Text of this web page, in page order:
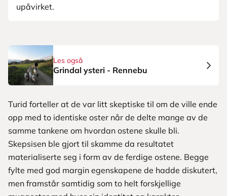
upåvirket.
Les også
Grindal ysteri - Rennebu
Turid forteller at de var litt skeptiske til om de ville ende
opp med to identiske oster når de delte mange av de
samme tankene om hvordan ostene skulle bli.
Skepsisen ble gjort til skamme da resultatet
materialiserte seg i form av de ferdige ostene. Begge
fylte med god margin egenskapene de hadde diskutert,
men framstår samtidig som to helt forskjellige